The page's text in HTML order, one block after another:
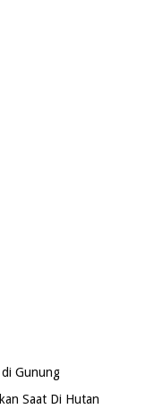
Gunung
Saat Di Hutan